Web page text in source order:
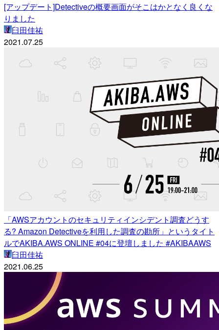
[アップデート]Detectiveの概要画面がそこはかとなく良くな
りました
臼田佳祐
2021.07.25
「AWSアカウントのセキュリティインシデント調査どうす
る? Amazon Detectiveを利用した調査の勘所」というタイト
ルでAKIBA.AWS ONLINE #04に登壇しました #AKIBAAWS
臼田佳祐
2021.06.25